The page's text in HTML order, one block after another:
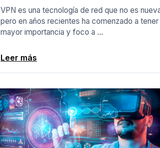
VPN es una tecnología de red que no es
pero en años recientes ha comenzado a tener
mayor importancia y foco a ...
Leer más